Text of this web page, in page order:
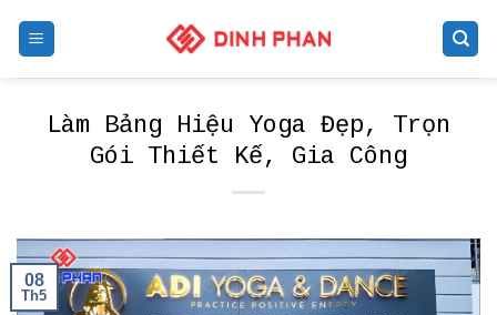
Làm Bảng Hiệu Yoga Đẹp, Trọn
Gói Thiết Kế, Gia Công
08
Th5